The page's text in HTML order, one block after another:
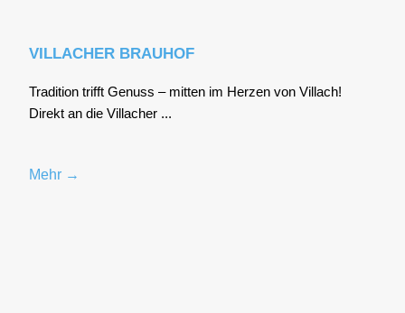
VILLACHER BRAUHOF
Tra­di­ti­on trifft Genuss – mit­ten im Her­zen von Vil­lach!
Direkt an die Vil­la­cher ...
Mehr →